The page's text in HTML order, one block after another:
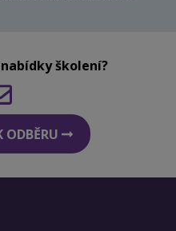
školení?
ODBĚRU